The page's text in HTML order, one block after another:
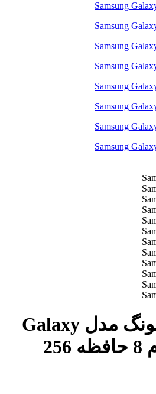
گوشی سامسونگ مدل Galaxy
S21 FE 5G رم 8 حافظه 256